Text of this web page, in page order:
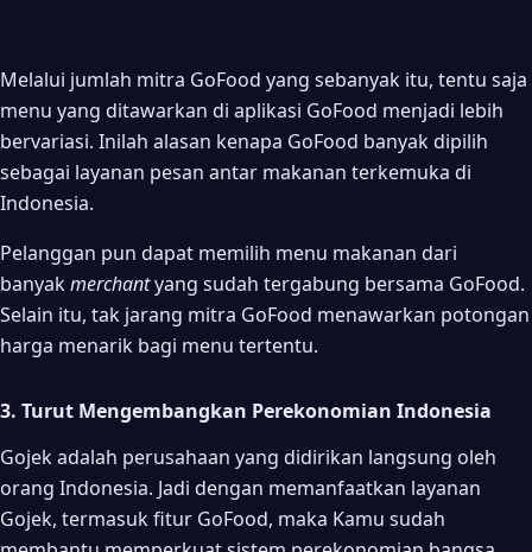
Melalui jumlah mitra GoFood yang sebanyak itu, tentu saja
menu yang ditawarkan di aplikasi GoFood menjadi lebih
bervariasi. Inilah alasan kenapa GoFood banyak dipilih
sebagai layanan pesan antar makanan terkemuka di
Indonesia.
Pelanggan pun dapat memilih menu makanan dari
banyakmerchantyang sudah tergabung bersama GoFood.
Selain itu, tak jarang mitra GoFood menawarkan potongan
harga menarik bagi menu tertentu.
3. Turut Mengembangkan Perekonomian Indonesia
Gojek adalah perusahaan yang didirikan langsung oleh
orang Indonesia. Jadi dengan memanfaatkan layanan
Gojek, termasuk fitur GoFood, maka Kamu sudah